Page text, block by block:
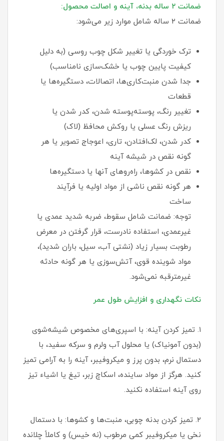
ضمانت ۲ ساله بدنه، آینه و اصالت محصول:
ضمانت ۲ ساله شامل موارد زیر می‌شود:
ترک خوردگی یا تغییر شکل چوب روسی (به دلیل
کیفیت پایین چوب یا خشک‌سازی نامناسب)
جدا شدن منبت‌کاری‌ها، اتصالات، دستگیره‌ها یا
قطعات
تغییر رنگ، پوسته‌پوسته شدن، کدر شدن یا
ریزش رنگ عسلی یا روکش محافظ (لاک)
کدر شدن، لک‌افتادن، تاری، اعوجاج تصویر یا هر
گونه نقص در شیشه آینه
نقص در کشوها، راه‌روهای آنها یا دستگیره‌ها
هر گونه نقص ناشی از مواد اولیه یا فرآیند
ساخت
توجه: ضمانت شامل سقوط، ضربه شدید عمدی یا
غیرعمدی، استفاده نادرست، قرار گرفتن در معرض
رطوبت بسیار زیاد (نشتی آب، سیل، باران شدید)،
مواد شوینده قوی، آتش‌سوزی یا هر گونه حادثه
غیرمترقبه نمی‌شود.
نکات نگهداری و افزایش طول عمر
۱. تمیز کردن آینه: با اسپری‌های مخصوص شیشه‌شوی
(بدون آمونیاک) یا محلول آب ولرم و سرکه سفید، با
دستمال نرم، بدون پرز و میکروفیبر، آینه را به آرامی تمیز
کنید. هرگز از مواد ساینده، اسکاچ زبر، تیغ یا اشیاء تیز
روی آینه استفاده نکنید.
۲. تمیز کردن بدنه چوبی، منبت‌ها و کشوها: با دستمال
نخی یا میکروفیبر کمی مرطوب (نه خیس) و کاملاً چلانده